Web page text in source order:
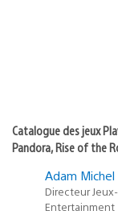
Catalogue des jeux
Pandora, Rise of the
Adam Michel
Directeur
Entertainment